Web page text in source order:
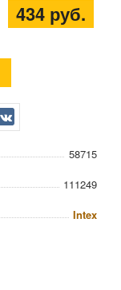
434 руб.
58715
111249
Intex